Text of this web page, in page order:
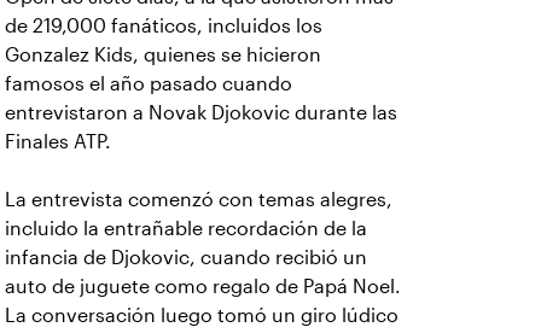
de 219,000 fanáticos, incluidos los
Gonzalez Kids, quienes se hicieron
famosos el año pasado cuando
entrevistaron a Novak Djokovic durante las
Finales ATP.
La entrevista comenzó con temas alegres,
incluido la entrañable recordación de la
infancia de Djokovic, cuando recibió un
auto de juguete como regalo de Papá Noel.
La conversación luego tomó un giro lúdico